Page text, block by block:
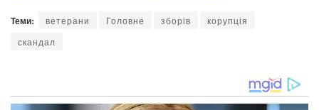
Теми: ветерани Головне зборів
корупція
скандал